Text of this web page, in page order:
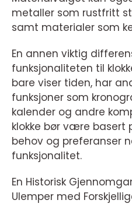
metaller som rustfritt
samt materialer som
En annen viktig
funksjonaliteten til
bare viser tiden, har
funksjoner som
kalender og andre
klokke bør være basert
behov og preferanser
funksjonalitet.
En Historisk
Ulemper med